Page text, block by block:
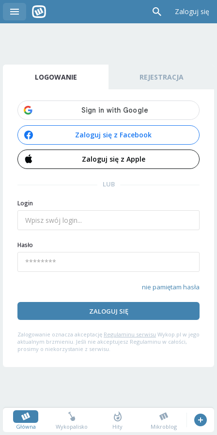
Zaloguj się
LOGOWANIE REJESTRACJA
Zaloguj się z Facebook
Zaloguj się z Apple
LUB
Login
Hasło
nie pamiętam hasła
ZALOGUJ SIĘ
Zalogowanie oznacza akceptację Regulaminu serwisu Wykop.pl w jego
aktualnym brzmieniu. Jeśli nie akceptujesz Regulaminu w całości,
prosimy o niekorzystanie z serwisu.
Główna Wykopalisko Hity Mikroblog